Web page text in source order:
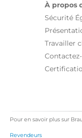
À propos
Sécurité
Travailler
Pour en savoir plus sur
Revendeurs